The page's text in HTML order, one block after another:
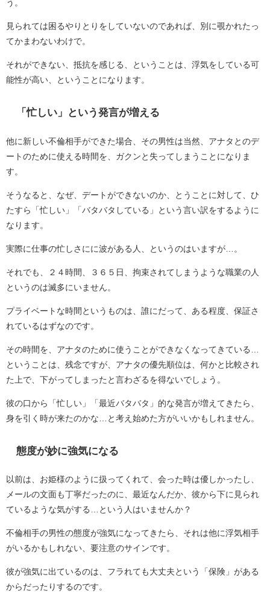
う。
見られては困るやりとりをしていないのであれば、別に覗かれたっ
てかまわないわけで。
それができない、抵抗を感じる、ということは、浮気をしている可
能性が高い、ということになります。
「忙しい」という発言が増える
他に新しい不倫相手ができた場合、その男性は当然、アナタとのデ
ートのために使える時間を、ガクンと失ってしまうことになりま
す。
そうなると、なぜ、デートができないのか、とうことに対して、ひ
たすら「忙しい」「バタバタしている」という言い訳をするように
なります。
実際に仕事の忙しさにに波がある人、というのはいますが…。
それでも、２４時間、３６５日、拘束されてしまうような職業の人
というのは滅多にいません。
プライベートな時間というものは、誰にだって、ある程度、保証さ
れているはずなのです。
その時間を、アナタのために使うことができなくなってきている…
ということは、残念ですが、アナタの優先順位は、何かと比較され
た上で、下がってしまったと言わざるを得ないでしょう。
彼の口から「忙しい」「最近バタバタ」的な発言が増えてきたら、
身を引く時が来たのかな…と考え始めた方がいいかもしれません。
態度が妙に強気になる
以前は、お姫様のように扱ってくれて、会った時は優しかったし、
メールの文面も丁寧だったのに、最近なんだか、彼から下に見られ
ているような気がする…という人はいませんか？
不倫相手の男性の態度が強気になってきたら、それは他に浮気相手
がいるかもしれない、要注意のサインです。
彼が強気に出ているのは、フラれても大丈夫という「保険」がある
からだったりするのです。